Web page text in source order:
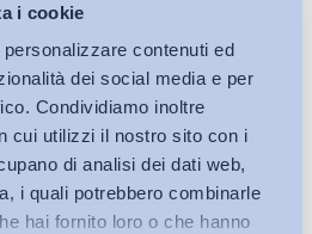
i cookie
contenuti ed
dei social media e per
Condividiamo inoltre
cui utilizzi il nostro sito con i
di analisi dei dati web,
i quali potrebbero combinarle
hai fornito loro o che hanno